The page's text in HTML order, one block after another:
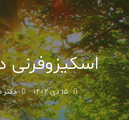
اسکیزوفرنی
۱۵ دی ۱۴۰۲